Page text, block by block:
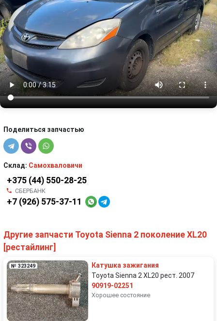
Поделиться запчастью
Склад: Самохваловичи
+375 (44) 550-28-25
СБЕРБАНК
+7 (926) 575-37-11
Другие запчасти Toyota Sienna 2 поколение XL20
[рестайлинг]
№ 323249
Катушка зажигания
Toyota Sienna 2 XL20 рест. 2007
90919-02251
Хорошее состояние